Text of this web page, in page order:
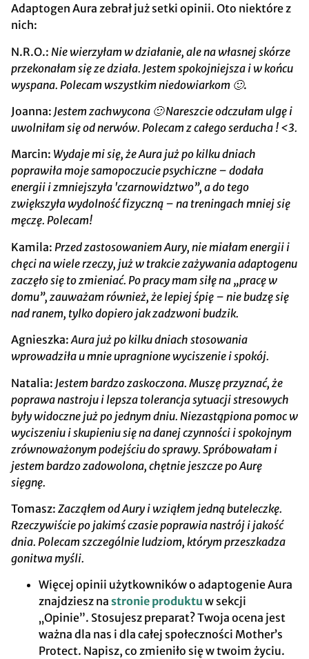
Adaptogen Aura zebrał już setki opinii. Oto niektóre z
nich:
N.R.O.: Nie wierzyłam w działanie, ale na własnej skórze
przekonałam się ze działa. Jestem spokojniejsza i w końcu
wyspana. Polecam wszystkim niedowiarkom 🙂.
Joanna: Jestem zachwycona 🙂 Nareszcie odczułam ulgę i
uwolniłam się od nerwów. Polecam z całego serducha ! <3.
Marcin: Wydaje mi się, że Aura już po kilku dniach
poprawiła moje samopoczucie psychiczne – dodała
energii i zmniejszyła 'czarnowidztwo”, a do tego
zwiększyła wydolność fizyczną – na treningach mniej się
męczę. Polecam!
Kamila: Przed zastosowaniem Aury, nie miałam energii i
chęci na wiele rzeczy, już w trakcie zażywania adaptogenu
zaczęło się to zmieniać. Po pracy mam siłę na „pracę w
domu”, zauważam również, że lepiej śpię – nie budzę się
nad ranem, tylko dopiero jak zadzwoni budzik.
Agnieszka:Aura już po kilku dniach stosowania
wprowadziła u mnie upragnione wyciszenie i spokój.
Natalia: Jestem bardzo zaskoczona. Muszę przyznać, że
poprawa nastroju i lepsza tolerancja sytuacji stresowych
były widoczne już po jednym dniu. Niezastąpiona pomoc w
wyciszeniu i skupieniu się na danej czynności i spokojnym
zrównoważonym podejściu do sprawy. Spróbowałam i
jestem bardzo zadowolona, chętnie jeszcze po Aurę
sięgnę.
Tomasz: Zacząłem od Aury i wziąłem jedną buteleczkę.
Rzeczywiście po jakimś czasie poprawia nastrój i jakość
dnia. Polecam szczególnie ludziom, którym przeszkadza
gonitwa myśli.
Więcej opinii użytkowników o adaptogenie Aura
znajdziesz na stronie produktu w sekcji
„Opinie”. Stosujesz preparat? Twoja ocena jest
ważna dla nas i dla całej społeczności Mother’s
Protect. Napisz, co zmieniło się w twoim życiu.